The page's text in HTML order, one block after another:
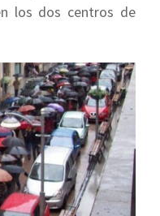
los dos centros de